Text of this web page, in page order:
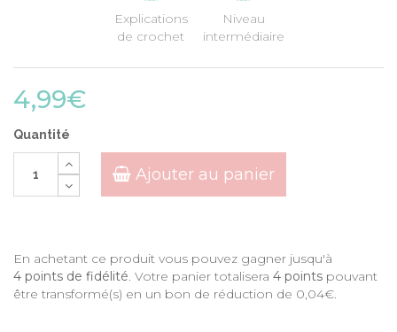
Explications
de crochet
Niveau
intermédiaire
4,99€
Quantité
Ajouter au panier
En achetant ce produit vous pouvez gagner jusqu'à
4 points de fidélité. Votre panier totalisera 4 points pouvant
être transformé(s) en un bon de réduction de 0,04€.